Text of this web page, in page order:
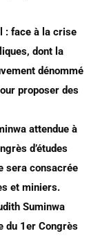
: face à la crise
dont la
dénommé
proposer des
attendue à
d’études
sera consacrée
et miniers.
Suminwa
du 1er Congrès